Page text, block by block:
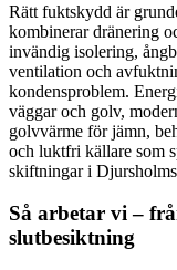
Rätt fuktskydd är
kombinerar dränering
invändig isolering,
ventilation och
kondensproblem.
väggar och golv,
golvvärme för jämn,
och luktfri källare som
skiftningar i
Så arbetar vi –
slutbesiktning